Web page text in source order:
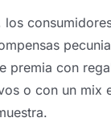
los
premia con
o con un mix